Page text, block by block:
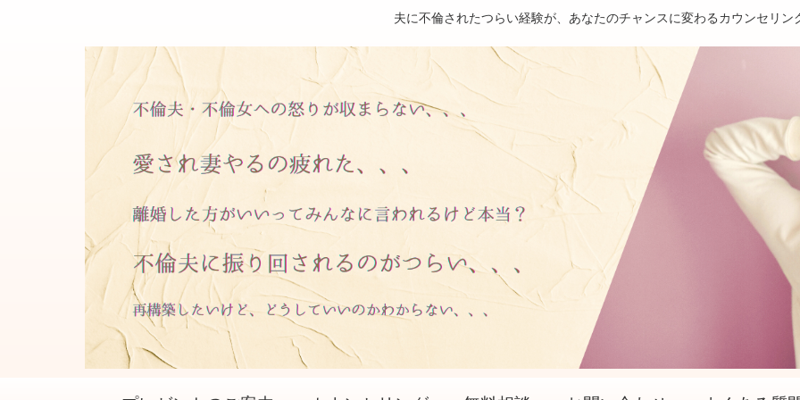
夫に不倫されたつらい経験が、あなたのチャンスに変わるカウンセリン